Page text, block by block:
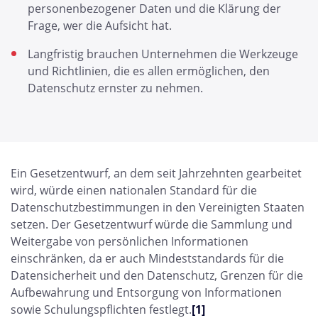
personenbezogener Daten und die Klärung der
Frage, wer die Aufsicht hat.
Langfristig brauchen Unternehmen die Werkzeuge
und Richtlinien, die es allen ermöglichen, den
Datenschutz ernster zu nehmen.
Ein Gesetzentwurf, an dem seit Jahrzehnten gearbeitet
wird, würde einen nationalen Standard für die
Datenschutzbestimmungen in den Vereinigten Staaten
setzen. Der Gesetzentwurf würde die Sammlung und
Weitergabe von persönlichen Informationen
einschränken, da er auch Mindeststandards für die
Datensicherheit und den Datenschutz, Grenzen für die
Aufbewahrung und Entsorgung von Informationen
sowie Schulungspflichten festlegt.[1]